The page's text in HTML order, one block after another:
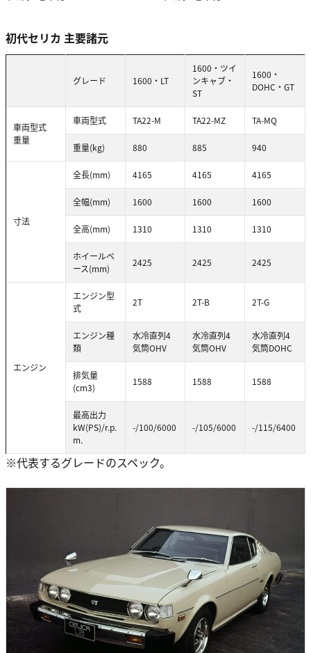
初代セリカ 主要諸元
グレード 1600・LT
1600・ツイ
ンキャブ・
ST
1600・
DOHC・GT
車両型式
重量
車両型式 TA22-M TA22-MZ TA-MQ
重量(kg) 880 885 940
寸法
全長(mm) 4165 4165 4165
全幅(mm) 1600 1600 1600
全高(mm) 1310 1310 1310
ホイールベ
ース(mm)
2425 2425 2425
エンジン
エンジン型
式
2T 2T-B 2T-G
エンジン種
類
水冷直列4
気筒OHV
水冷直列4
気筒OHV
水冷直列4
気筒DOHC
排気量
(cm3)
1588 1588 1588
最高出力
kW(PS)/r.p.
m.
-/100/6000 -/105/6000 -/115/6400
※代表するグレードのスペック。